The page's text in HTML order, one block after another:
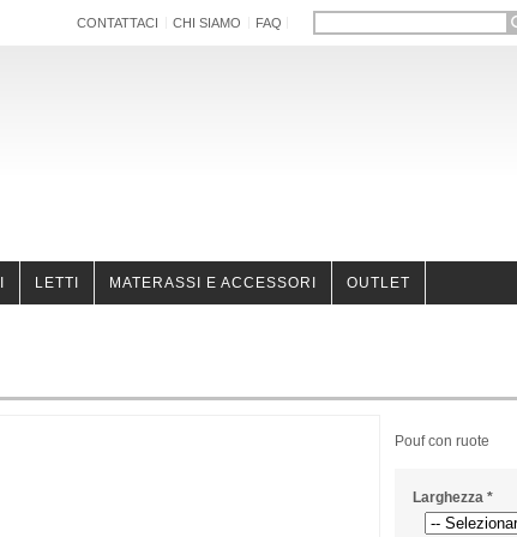
CONTATTACI CHI SIAMO FAQ
LETTI MATERASSI E ACCESSORI OUTLET
Pouf con ruote
Larghezza*